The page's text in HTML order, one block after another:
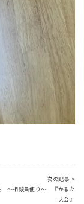
次の記事 >
～相談員便り～ 『かるた
大会』